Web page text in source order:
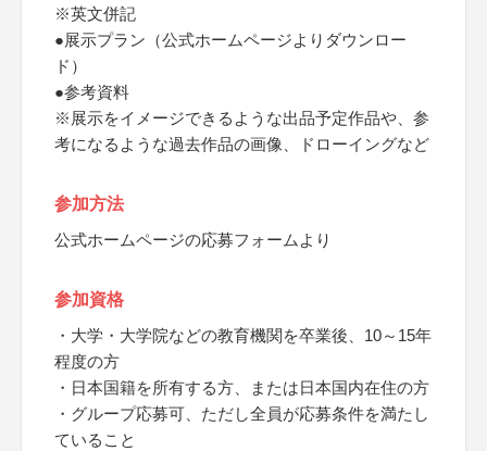
※英文併記
●展示プラン（公式ホームページよりダウンロー
ド）
●参考資料
※展示をイメージできるような出品予定作品や、参
考になるような過去作品の画像、ドローイングなど
参加方法
公式ホームページの応募フォームより
参加資格
・大学・大学院などの教育機関を卒業後、10～15年
程度の方
・日本国籍を所有する方、または日本国内在住の方
・グループ応募可、ただし全員が応募条件を満たし
ていること